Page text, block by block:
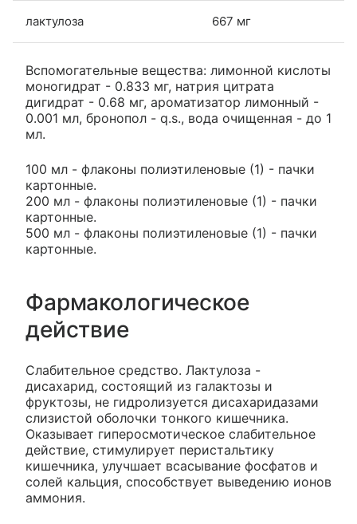
лактулоза 667 мг
Вспомогательные вещества: лимонной кислоты
моногидрат - 0.833 мг, натрия цитрата
дигидрат - 0.68 мг, ароматизатор лимонный -
0.001 мл, бронопол - q.s., вода очищенная - до 1
мл.
100 мл - флаконы полиэтиленовые (1) - пачки
картонные.
200 мл - флаконы полиэтиленовые (1) - пачки
картонные.
500 мл - флаконы полиэтиленовые (1) - пачки
картонные.
Фармакологическое
действие
Слабительное средство. Лактулоза -
дисахарид, состоящий из галактозы и
фруктозы, не гидролизуется дисахаридазами
слизистой оболочки тонкого кишечника.
Оказывает гиперосмотическое слабительное
действие, стимулирует перистальтику
кишечника, улучшает всасывание фосфатов и
солей кальция, способствует выведению ионов
аммония.